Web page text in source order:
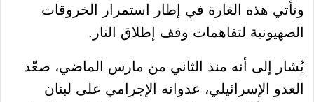
وتأتي هذه الغارة في إطار استمرار الخروقات
الصهيونية لتفاهمات وقف إطلاق النار.
يُشار إلى أنه منذ الثاني من مارس الماضي، صعّد
العدو الإسرائيلي، عدوانه الإجرامي على لبنان